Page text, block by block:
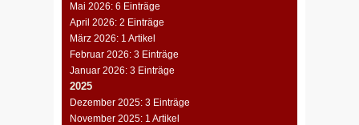
Mai 2026: 6 Einträge
April 2026: 2 Einträge
März 2026: 1 Artikel
Februar 2026: 3 Einträge
Januar 2026: 3 Einträge
2025
Dezember 2025: 3 Einträge
November 2025: 1 Artikel